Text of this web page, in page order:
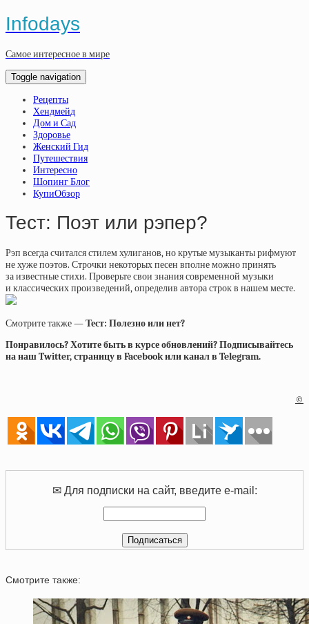
Infodays
Самое интересное в мире
Toggle navigation
Рецепты
Хендмейд
Дом и Сад
Здоровье
Женский Гид
Путешествия
Интересно
Шопинг Блог
КупиОбзор
Тест: Поэт или рэпер?
Рэп всегда считался стилем хулиганов, но крутые музыканты рифмуют
не хуже поэтов. Строчки некоторых песен вполне можно принять
за известные стихи. Проверьте свои знания современной музыки
и классических произведений, определив автора строк в нашем месте.
Смотрите также —Тест: Полезно или нет?
Понравилось? Хотите быть в курсе обновлений? Подписывайтесь
на наш Twitter, страницу в Facebook или канал в Telegram.
©
✉ Для подписки на сайт, введите e-mail:
Смотрите также: